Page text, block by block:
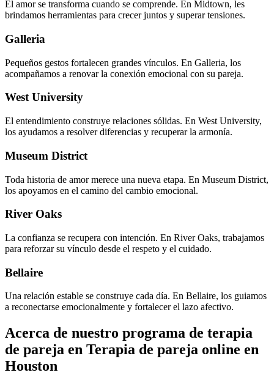
El amor se transforma cuando se comprende. En Midtown, les
brindamos herramientas para crecer juntos y superar tensiones.
Galleria
Pequeños gestos fortalecen grandes vínculos. En Galleria, los
acompañamos a renovar la conexión emocional con su pareja.
West University
El entendimiento construye relaciones sólidas. En West University,
los ayudamos a resolver diferencias y recuperar la armonía.
Museum District
Toda historia de amor merece una nueva etapa. En Museum District,
los apoyamos en el camino del cambio emocional.
River Oaks
La confianza se recupera con intención. En River Oaks, trabajamos
para reforzar su vínculo desde el respeto y el cuidado.
Bellaire
Una relación estable se construye cada día. En Bellaire, los guiamos
a reconectarse emocionalmente y fortalecer el lazo afectivo.
Acerca de nuestro programa de terapia
de pareja en Terapia de pareja online en
Houston